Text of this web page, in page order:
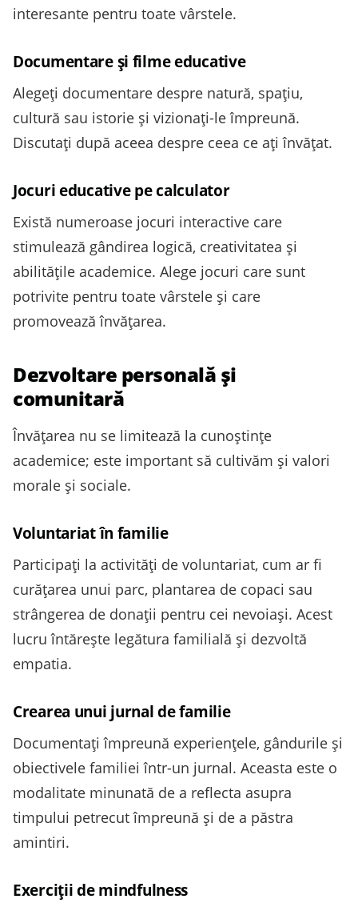
interesante pentru toate vârstele.
Documentare și filme educative
Alegeți documentare despre natură, spațiu,
cultură sau istorie și vizionați-le împreună.
Discutați după aceea despre ceea ce ați învățat.
Jocuri educative pe calculator
Există numeroase jocuri interactive care
stimulează gândirea logică, creativitatea și
abilitățile academice. Alege jocuri care sunt
potrivite pentru toate vârstele și care
promovează învățarea.
Dezvoltare personală și
comunitară
Învățarea nu se limitează la cunoștințe
academice; este important să cultivăm și valori
morale și sociale.
Voluntariat în familie
Participați la activități de voluntariat, cum ar fi
curățarea unui parc, plantarea de copaci sau
strângerea de donații pentru cei nevoiași. Acest
lucru întărește legătura familială și dezvoltă
empatia.
Crearea unui jurnal de familie
Documentați împreună experiențele, gândurile și
obiectivele familiei într-un jurnal. Aceasta este o
modalitate minunată de a reflecta asupra
timpului petrecut împreună și de a păstra
amintiri.
Exerciții de mindfulness